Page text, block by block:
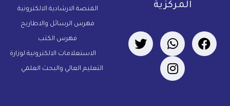
المركزية
المنصة الارشادية الالكترونية
فهرس الرسائل والاطاريح
فهرس الكتب
الاستعلامات الالكترونية لوزارة
التعليم العالي والبحث العلمي